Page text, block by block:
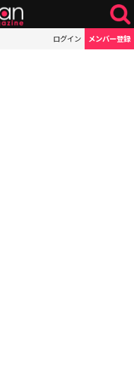
ログイン メンバー登録